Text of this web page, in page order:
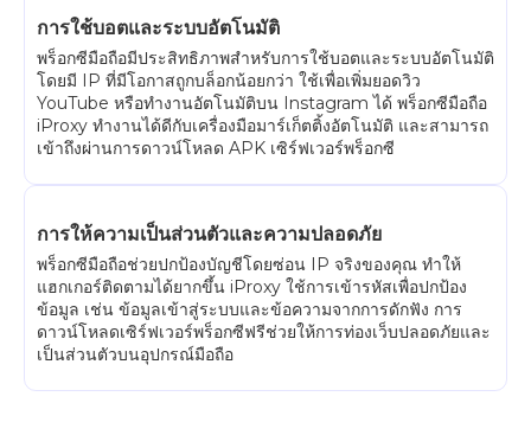
การใช้บอตและระบบอัตโนมัติ
พร็อกซีมือถือมีประสิทธิภาพสำหรับการใช้บอตและระบบอัตโนมัติ
โดยมี IP ที่มีโอกาสถูกบล็อกน้อยกว่า ใช้เพื่อเพิ่มยอดวิว
YouTube หรือทำงานอัตโนมัติบน Instagram ได้ พร็อกซีมือถือ
iProxy ทำงานได้ดีกับเครื่องมือมาร์เก็ตติ้งอัตโนมัติ และสามารถ
เข้าถึงผ่านการดาวน์โหลด APK เซิร์ฟเวอร์พร็อกซี
การให้ความเป็นส่วนตัวและความปลอดภัย
พร็อกซีมือถือช่วยปกป้องบัญชีโดยซ่อน IP จริงของคุณ ทำให้
แฮกเกอร์ติดตามได้ยากขึ้น iProxy ใช้การเข้ารหัสเพื่อปกป้อง
ข้อมูล เช่น ข้อมูลเข้าสู่ระบบและข้อความจากการดักฟัง การ
ดาวน์โหลดเซิร์ฟเวอร์พร็อกซีฟรีช่วยให้การท่องเว็บปลอดภัยและ
เป็นส่วนตัวบนอุปกรณ์มือถือ